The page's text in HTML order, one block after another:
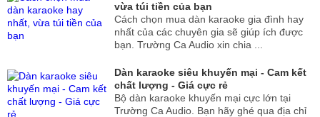
vừa túi tiền của bạn
Cách chọn mua dàn karaoke gia đình hay
nhất của các chuyên gia sẽ giúp ích được
bạn. Trường Ca Audio xin chia ...
Dàn karaoke siêu khuyến mại - Cam kết
chất lượng - Giá cực rẻ
Bộ dàn karaoke khuyến mại cực lớn tại
Trường Ca Audio. Bạn hãy ghé qua địa chỉ